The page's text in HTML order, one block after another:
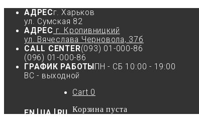
АДРЕСг. Харьков
ул. Сумская 82
АДРЕС г. Кропивницкий
ул. Вячеслава Черновола, 37б
CALL CENTER(093) 01-000-86
(096) 01-000-86
ГРАФИК РАБОТЫ ПН - СБ 10:00 - 19:00
ВС - выходной
EN UA RU
Cart 0
Корзина пуста